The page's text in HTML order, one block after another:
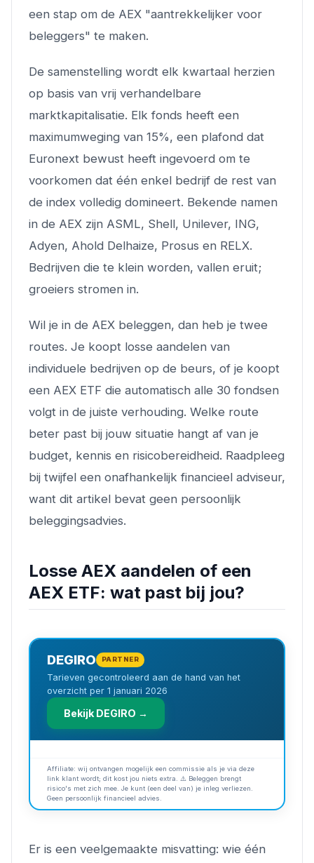
een stap om de AEX "aantrekkelijker voor
beleggers" te maken.
De samenstelling wordt elk kwartaal herzien
op basis van vrij verhandelbare
marktkapitalisatie. Elk fonds heeft een
maximumweging van 15%, een plafond dat
Euronext bewust heeft ingevoerd om te
voorkomen dat één enkel bedrijf de rest van
de index volledig domineert. Bekende namen
in de AEX zijn ASML, Shell, Unilever, ING,
Adyen, Ahold Delhaize, Prosus en RELX.
Bedrijven die te klein worden, vallen eruit;
groeiers stromen in.
Wil je in de AEX beleggen, dan heb je twee
routes. Je koopt losse aandelen van
individuele bedrijven op de beurs, of je koopt
een AEX ETF die automatisch alle 30 fondsen
volgt in de juiste verhouding. Welke route
beter past bij jouw situatie hangt af van je
budget, kennis en risicobereidheid. Raadpleeg
bij twijfel een onafhankelijk financieel adviseur,
want dit artikel bevat geen persoonlijk
beleggingsadvies.
Losse AEX aandelen of een
AEX ETF: wat past bij jou?
DEGIRO PARTNER
Tarieven gecontroleerd aan de hand van het
overzicht per 1 januari 2026
Bekijk DEGIRO →
Affiliate: wij ontvangen mogelijk een commissie als je via deze
link klant wordt; dit kost jou niets extra. ⚠️ Beleggen brengt
risico's met zich mee. Je kunt (een deel van) je inleg verliezen.
Geen persoonlijk financieel advies.
Er is een veelgemaakte misvatting: wie één